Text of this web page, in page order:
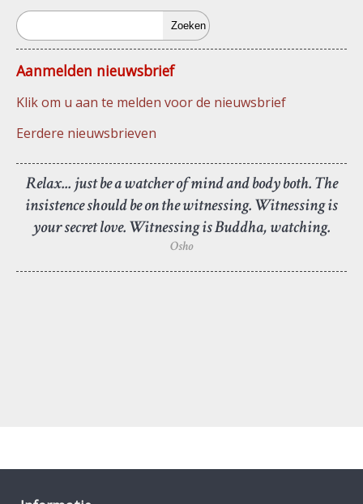
Zoeken
Aanmelden nieuwsbrief
Klik om u aan te melden voor de nieuwsbrief
Eerdere nieuwsbrieven
Relax... just be a watcher of mind and body both. The
insistence should be on the witnessing. Witnessing is
your secret love. Witnessing is Buddha, watching.
Osho